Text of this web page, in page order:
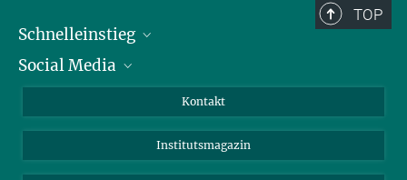
TOP
Schnelleinstieg
Alumni
Social Media
Facebook
Kontakt
Institutsmagazin